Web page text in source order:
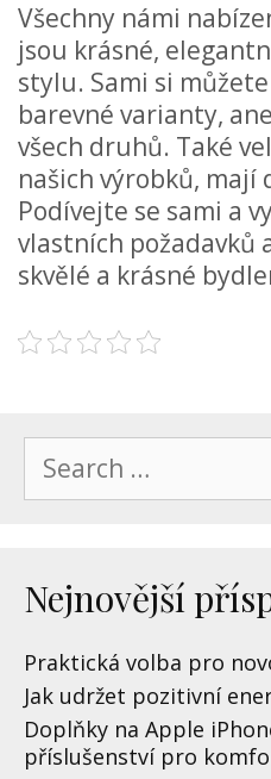
Všechny námi
jsou krásné,
stylu. Sami si
barevné varianty,
všech druhů. Také
našich výrobků, mají
Podívejte se sami a
vlastních požadavků
skvělé a krásné
for:
Nejnovější
Praktická volba pro
Jak udržet pozitivní
Doplňky na Apple
příslušenství pro